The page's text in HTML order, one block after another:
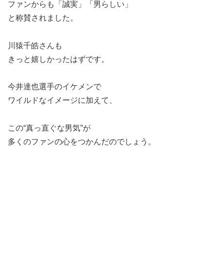
ファンからも「誠実」「男らしい」
と称賛されました。
川猿千皓さんも
きっと嬉しかったはずです。
今井達也選手のイケメンで
ワイルドなイメージに加えて、
この“真っ直ぐな男気”が
多くのファンの心をつかんだのでしょう。